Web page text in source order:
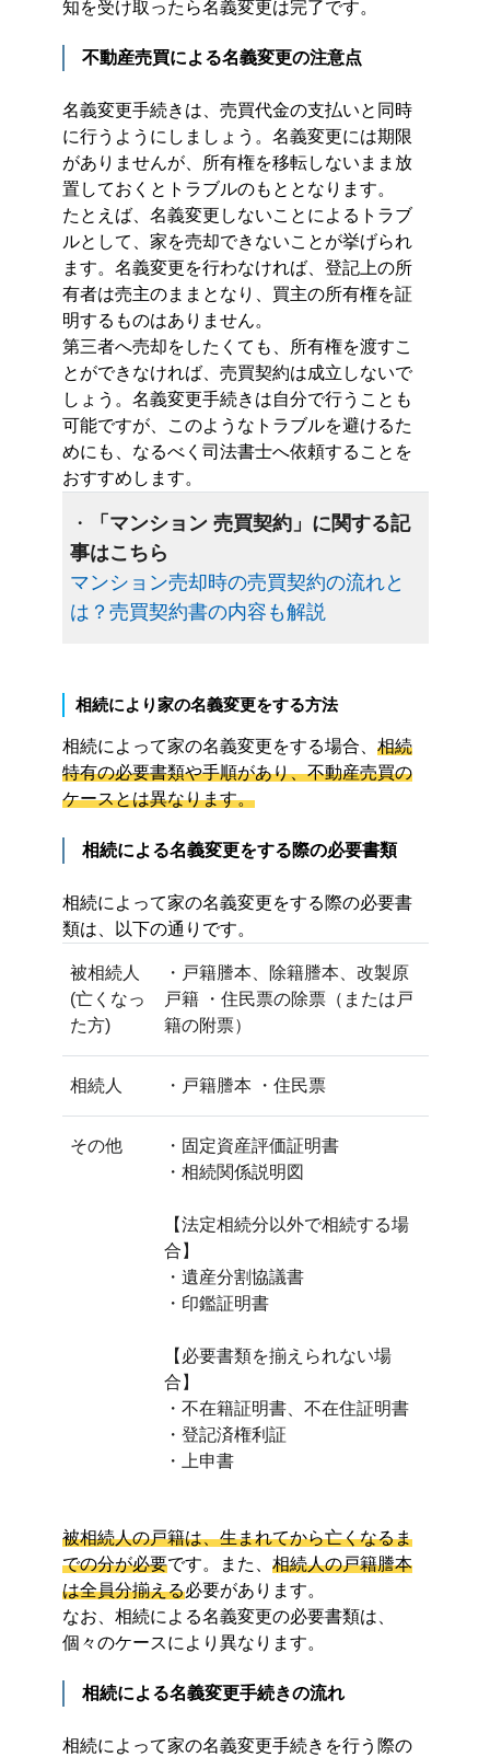
知を受け取ったら名義変更は完了です。
不動産売買による名義変更の注意点
名義変更手続きは、売買代金の支払いと同時
に行うようにしましょう。名義変更には期限
がありませんが、所有権を移転しないまま放
置しておくとトラブルのもととなります。
たとえば、名義変更しないことによるトラブ
ルとして、家を売却できないことが挙げられ
ます。名義変更を行わなければ、登記上の所
有者は売主のままとなり、買主の所有権を証
明するものはありません。
第三者へ売却をしたくても、所有権を渡すこ
とができなければ、売買契約は成立しないで
しょう。名義変更手続きは自分で行うことも
可能ですが、このようなトラブルを避けるた
めにも、なるべく司法書士へ依頼することを
おすすめします。
・
「マンション 売買契約」に関する記
事はこちら
マンション売却時の売買契約の流れと
は？売買契約書の内容も解説
相続により家の名義変更をする方法
相続によって家の名義変更をする場合、 相続
特有の必要書類や手順があり、不動産売買の
ケースとは異なります。
相続による名義変更をする際の必要書類
相続によって家の名義変更をする際の必要書
類は、以下の通りです。
被相続人
(亡くなっ
た方)
・戸籍謄本、除籍謄本、改製原
戸籍 ・住民票の除票（または戸
籍の附票）
相続人 ・戸籍謄本 ・住民票
その他
・固定資産評価証明書
・相続関係説明図
【法定相続分以外で相続する場
合】
・遺産分割協議書
・印鑑証明書
【必要書類を揃えられない場
合】
・不在籍証明書、不在住証明書
・登記済権利証
・上申書
被相続人の戸籍は、生まれてから亡くなるま
での分が必要です。また、 相続人の戸籍謄本
は全員分揃える必要があります。
なお、相続による名義変更の必要書類は、
個々のケースにより異なります。
相続による名義変更手続きの流れ
相続によって家の名義変更手続きを行う際の